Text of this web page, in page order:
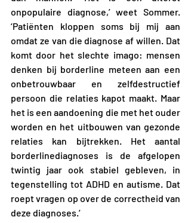
onpopulaire diagnose,’ weet Sommer.
‘Patiënten kloppen soms bij mij aan
omdat ze van die diagnose af willen. Dat
komt door het slechte imago: mensen
denken bij borderline meteen aan een
onbetrouwbaar en zelfdestructief
persoon die relaties kapot maakt. Maar
het is een aandoening die met het ouder
worden en het uitbouwen van gezonde
relaties kan bijtrekken. Het aantal
borderlinediagnoses is de afgelopen
twintig jaar ook stabiel gebleven, in
tegenstelling tot ADHD en autisme. Dat
roept vragen op over de correctheid van
deze diagnoses.’